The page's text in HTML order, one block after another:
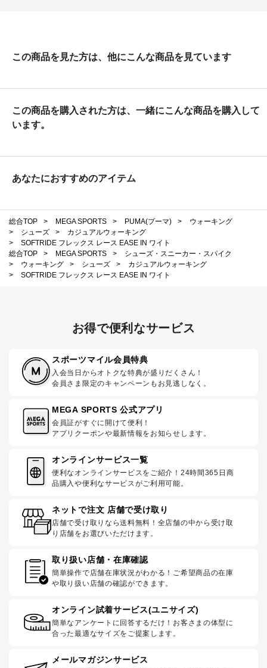
この商品を見た方は、他にこんな商品を見ています
この商品を購入された方は、一緒にこんな商品を購入して
います。
あなたにおすすめのアイテム
総合TOP > MEGA SPORTS > PUMA(プーマ) >
ウォーキング
>
シューズ >
カジュアルウォーキング
>
SOFTRIDE フレックス レース EASE IN ワイト
総合TOP
> MEGA SPORTS >
シューズ・スニーカー・スパイク
>
ウォーキング > シューズ >
カジュアルウォーキング
>
SOFTRIDE フレックス レース EASE IN ワイト
お得で便利なサービス
スポーツマイル会員特典
入会当日からオトクな特典が盛りだくさん！
会員さま限定のキャンペーンもお見逃しなく。
MEGA SPORTS 公式アプリ
会員証がすぐに開けて便利！
アプリクーポンや最新情報をお知らせします。
オンラインサービス一覧
便利なオンラインサービスをご紹介！24時間365日商
品購入や便利なサービスがご利用可能。
ネットで注文 店舗で受け取り
店舗で受け取りなら送料無料！全店舗の中から受け取
り店舗をお選びいただけます。
取り扱い店舗・在庫確認
簡単操作で店舗在庫状況がわかる！ご希望商品の在庫
や取り扱い店舗の確認ができます。
オンライン試着サービス(ユニサイズ)
簡単なアンケートに回答するだけ！お客さまの体型に
合った最適なサイズをご提案します。
メールマガジンサービス